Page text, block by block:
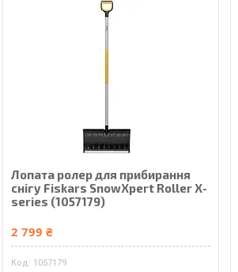
Лопата ролер для прибирання
снігу Fiskars SnowXpert Roller X-
series (1057179)
2 799 ₴
1057179